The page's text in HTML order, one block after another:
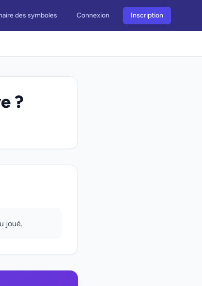
des symboles Connexion Inscription
?
joué.